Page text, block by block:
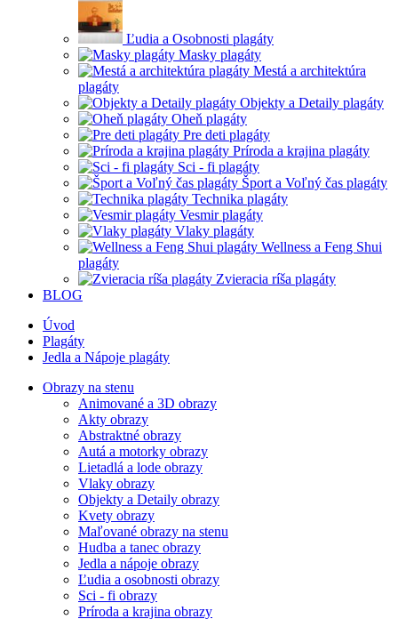
Ľudia a Osobnosti plagáty
Masky plagáty
Mestá a architektúra
plagáty
Objekty a Detaily plagáty
Oheň plagáty
Pre deti plagáty
Príroda a krajina plagáty
Sci - fi plagáty
Šport a Voľný čas plagáty
Technika plagáty
Vesmir plagáty
Vlaky plagáty
Wellness a Feng Shui
plagáty
Zvieracia ríša plagáty
BLOG
Úvod
Plagáty
Jedla a Nápoje plagáty
Obrazy na stenu
Animované a 3D obrazy
Akty obrazy
Abstraktné obrazy
Autá a motorky obrazy
Lietadlá a lode obrazy
Vlaky obrazy
Objekty a Detaily obrazy
Kvety obrazy
Maľované obrazy na stenu
Hudba a tanec obrazy
Jedla a nápoje obrazy
Ľudia a osobnosti obrazy
Sci - fi obrazy
Príroda a krajina obrazy